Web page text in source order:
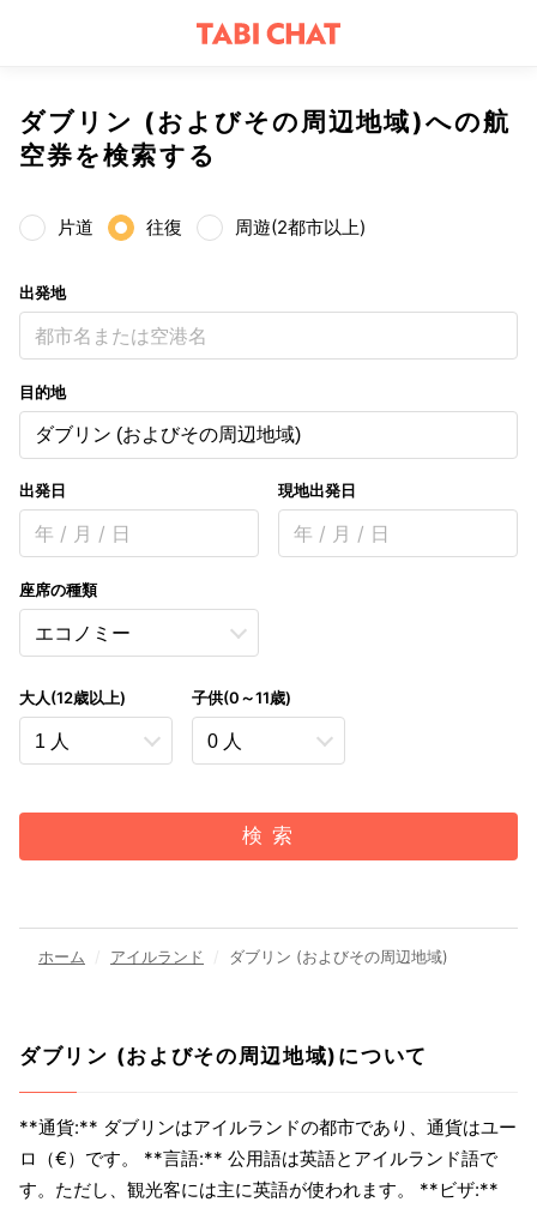
ダブリン (およびその周辺地域)への航
空券を検索する
片道 往復 周遊(2都市以上)
出発地
都市名または空港名
目的地
ダブリン (およびその周辺地域)
出発日
年 / 月 / 日
現地出発日
年 / 月 / 日
座席の種類
大人(12歳以上) 子供(0～11歳)
検 索
ホーム アイルランド ダブリン (およびその周辺地域)
ダブリン (およびその周辺地域)について
**通貨:** ダブリンはアイルランドの都市であり、通貨はユー
ロ（€）です。 **言語:** 公用語は英語とアイルランド語で
す。ただし、観光客には主に英語が使われます。 **ビザ:**